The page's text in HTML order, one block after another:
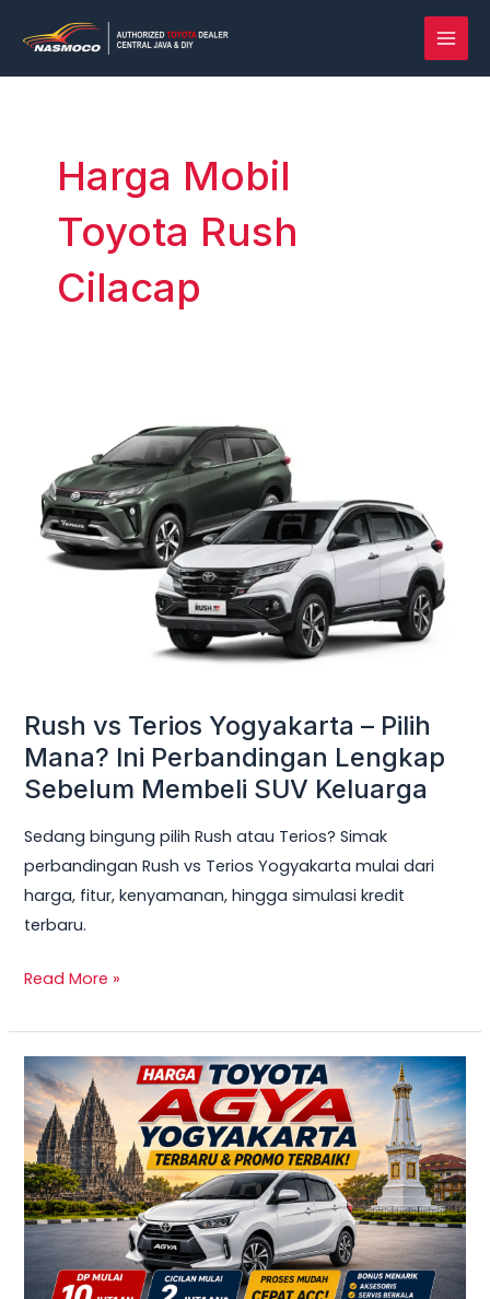
konten
Harga Mobil
Toyota Rush
Cilacap
Rush vs Terios Yogyakarta – Pilih
Mana? Ini Perbandingan Lengkap
Sebelum Membeli SUV Keluarga
Sedang bingung pilih Rush atau Terios? Simak
perbandingan Rush vs Terios Yogyakarta mulai dari
harga, fitur, kenyamanan, hingga simulasi kredit
terbaru.
Yogyakarta
Pilih
Membeli
SUV
Keluarga
Read More »
TERBARU!
Harga
Agya
Yogyakarta
–
Promo
DP
Ringan
pagination